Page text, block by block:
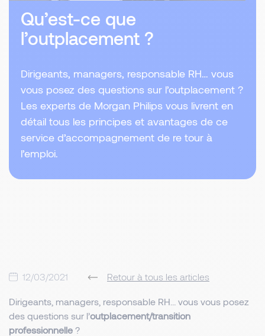
Qu’est-ce que
l’outplacement ?
Dirigeants, managers, responsable RH… vous
vous posez des questions sur l’outplacement ?
Les experts de Morgan Philips vous livrent en
détail tous les principes et avantages de ce
service d’accompagnement de re tour à
l’emploi.
12/03/2021 Retour à tous les articles
Dirigeants, managers, responsable RH… vous vous posez
des questions sur l’outplacement/transition
professionnelle ?